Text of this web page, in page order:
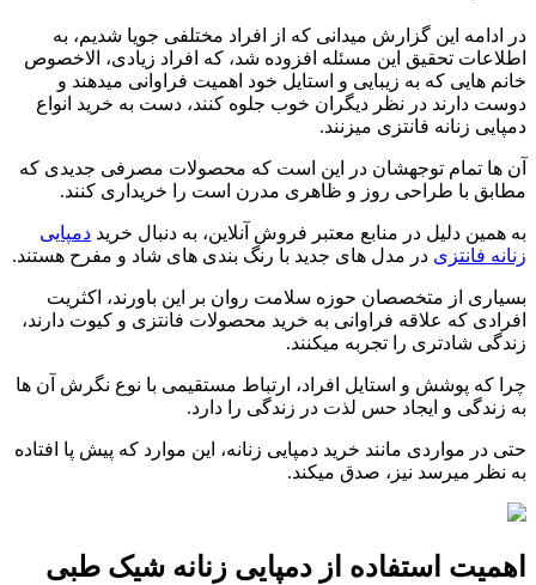
در ادامه این گزارش میدانی که از افراد مختلفی جویا شدیم، به
اطلاعات تحقیق این مسئله افزوده شد، که افراد زیادی، الاخصوص
خانم هایی که به زیبایی و استایل خود اهمیت فراوانی میدهند و
دوست دارند در نظر دیگران خوب جلوه کنند، دست به خرید انواع
دمپایی زنانه فانتزی میزنند.
آن ها تمام توجهشان در این است که محصولات مصرفی جدیدی که
مطابق با طراحی روز و ظاهری مدرن است را خریداری کنند.
به همین دلیل در منابع معتبر فروش آنلاین، به دنبال خرید دمپایی
زنانه فانتزی در مدل های جدید با رنگ بندی های شاد و مفرح هستند.
بسیاری از متخصصان حوزه سلامت روان بر این باورند، اکثریت
افرادی که علاقه فراوانی به خرید محصولات فانتزی و کیوت دارند،
زندگی شادتری را تجربه میکنند.
چرا که پوشش و استایل افراد، ارتباط مستقیمی با نوع نگرش آن ها
به زندگی و ایجاد حس لذت در زندگی را دارد.
حتی در مواردی مانند خرید دمپایی زنانه، این موارد که پیش پا افتاده
به نظر میرسد نیز، صدق میکند.
اهمیت استفاده از دمپایی زنانه شیک طبی